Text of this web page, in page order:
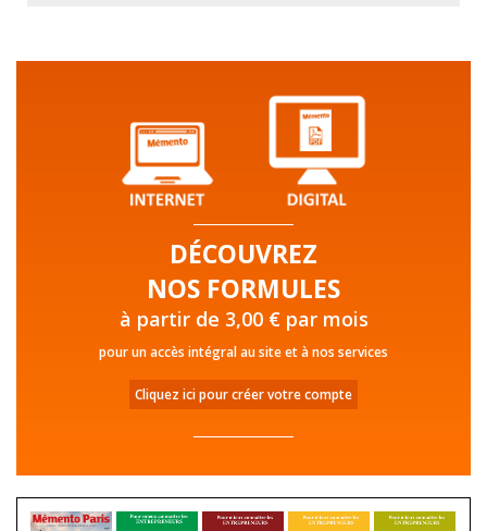
DÉCOUVREZ
NOS FORMULES
à partir de 3,00 € par mois
pour un accès intégral au site et à nos services
Cliquez ici pour créer votre compte